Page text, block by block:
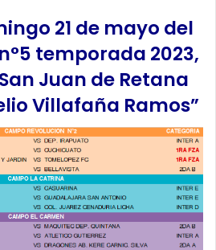
21 de mayo del
temporada 2023,
Juan de Retana
Villafaña Ramos”